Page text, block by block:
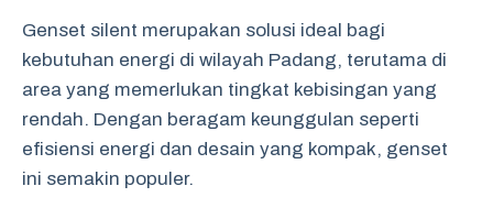
Genset silent merupakan solusi ideal bagi
kebutuhan energi di wilayah Padang, terutama di
area yang memerlukan tingkat kebisingan yang
rendah. Dengan beragam keunggulan seperti
efisiensi energi dan desain yang kompak, genset
ini semakin populer.